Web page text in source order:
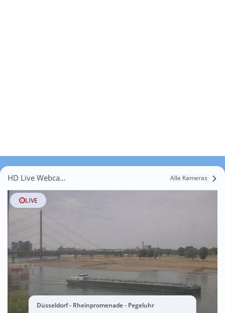
HD Live Webcams Schlicherum Alle Kameras
LIVE
Düsseldorf - Rheinpromenade - Pegeluhr